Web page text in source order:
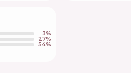
3%
27%
54%